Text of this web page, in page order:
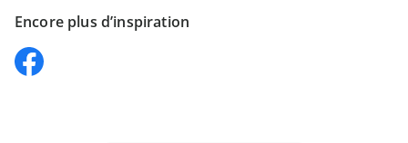
Encore plus d’inspiration